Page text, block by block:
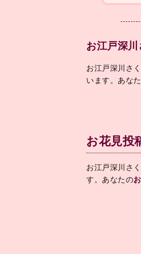
お江戸深
お江戸深川さ
います。あな
お花見投
お江戸深川さ
す。あなたの